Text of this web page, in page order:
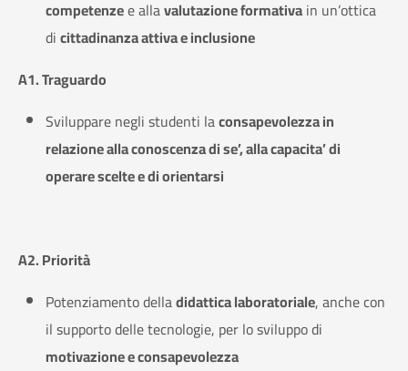
competenzee allavalutazione formativain un’ottica
dicittadinanza attiva e inclusione
A1. Traguardo
Sviluppare negli studenti laconsapevolezza in
relazione alla conoscenza di se’, alla capacita’ di
operare scelte e di orientarsi
A2. Priorità
Potenziamento delladidattica laboratoriale, anche con
il supporto delle tecnologie, per lo sviluppo di
motivazione e consapevolezza